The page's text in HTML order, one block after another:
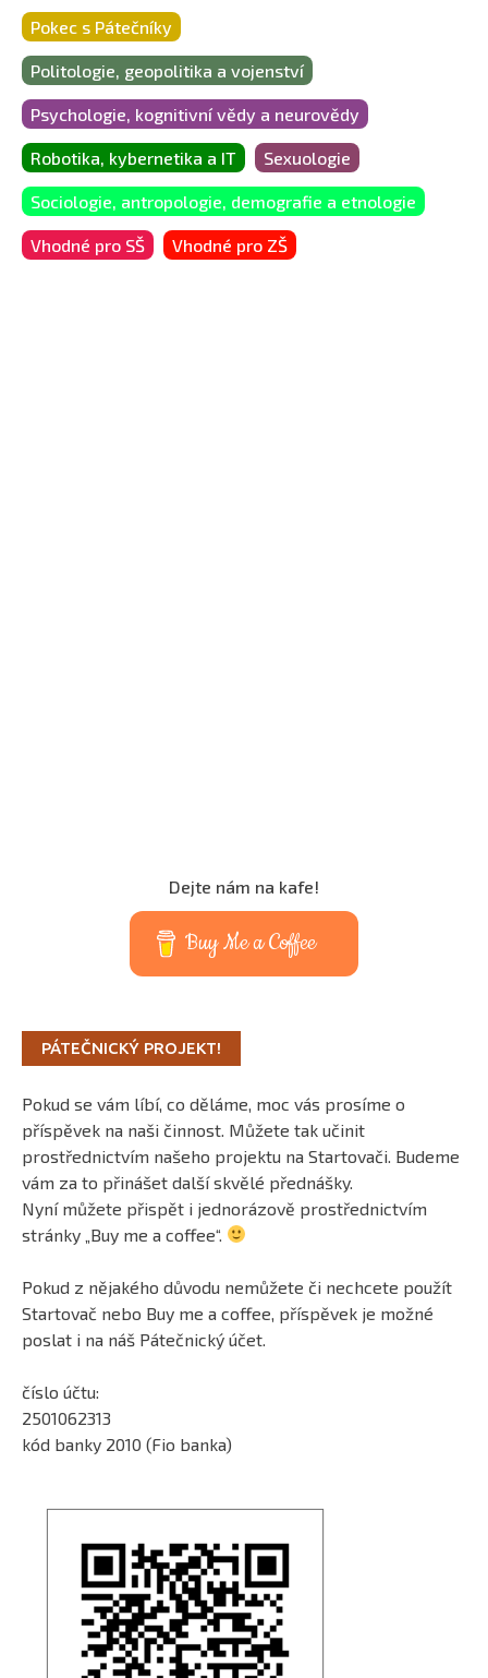
Pokec s Pátečníky
Politologie, geopolitika a vojenství
Psychologie, kognitivní vědy a neurovědy
Robotika, kybernetika a IT Sexuologie
Sociologie, antropologie, demografie a etnologie
Vhodné pro SŠ Vhodné pro ZŠ
Dejte nám na kafe!
Buy Me a Coffee
PÁTEČNICKÝ PROJEKT!
Pokud se vám líbí, co děláme, moc vás prosíme o
příspěvek na naši činnost. Můžete tak učinit
prostřednictvím našeho projektu na Startovači. Budeme
vám za to přinášet další skvělé přednášky.
Nyní můžete přispět i jednorázově prostřednictvím
stránky „Buy me a coffee“.
Pokud z nějakého důvodu nemůžete či nechcete použít
Startovač nebo Buy me a coffee, příspěvek je možné
poslat i na náš Pátečnický účet.
číslo účtu:
2501062313
kód banky 2010 (Fio banka)